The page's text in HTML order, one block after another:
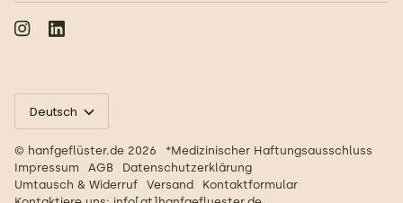
Sprache
Deutsch
© hanfgeflüster.de 2026
*Medizinischer Haftungsausschluss
Impressum
AGB
Datenschutzerklärung
Umtausch & Widerruf
Versand
Kontaktformular